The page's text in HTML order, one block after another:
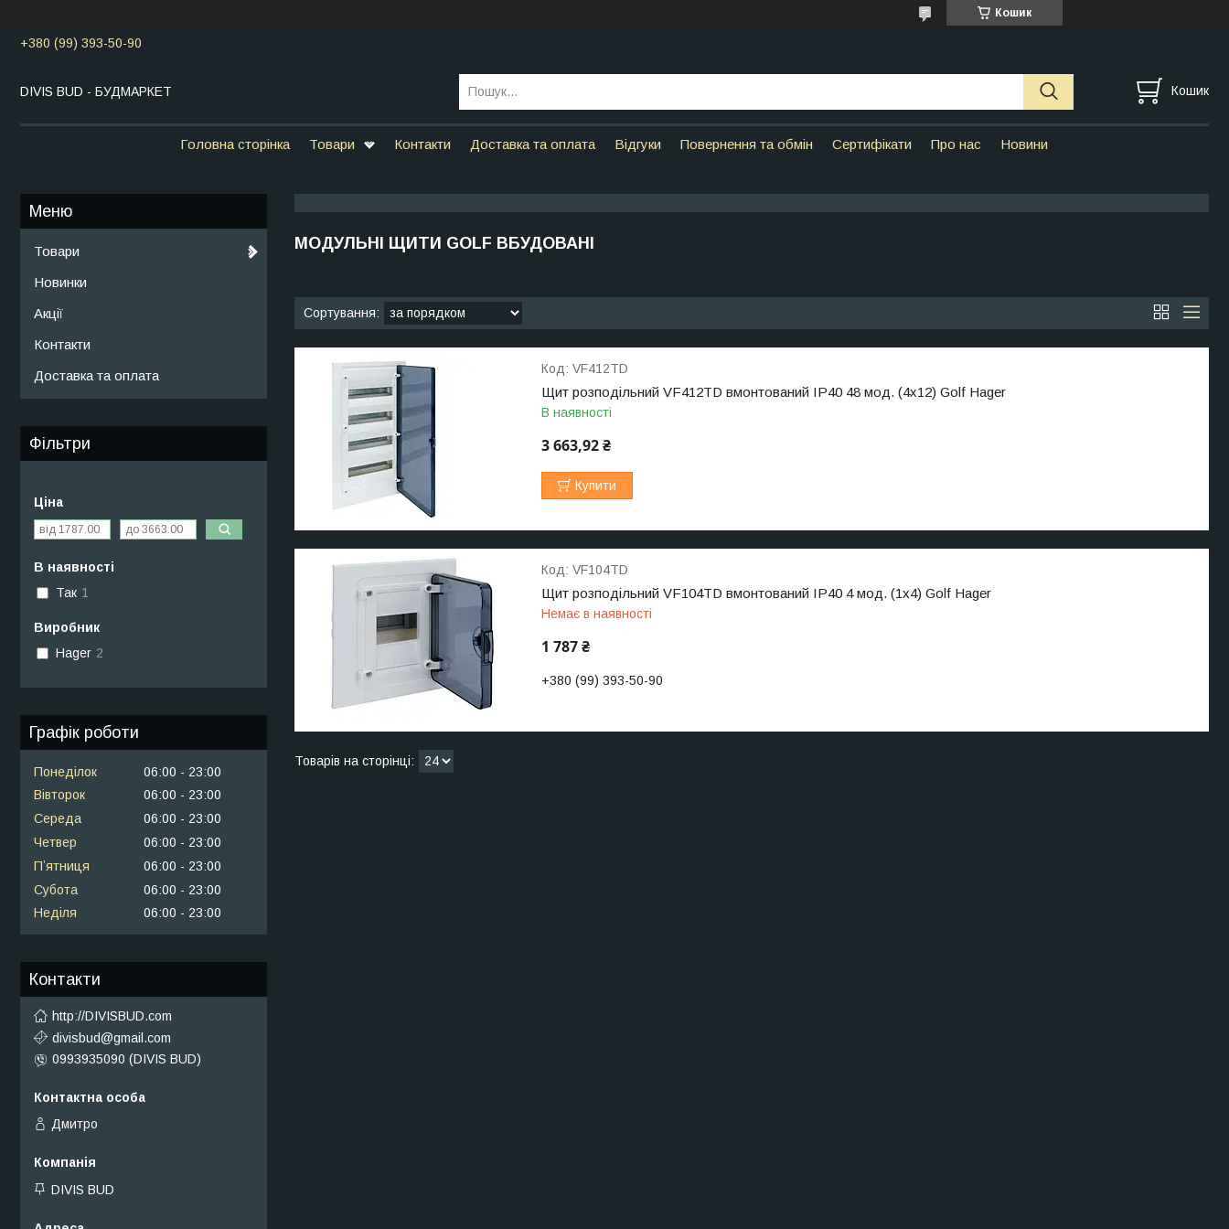
Кошик
+380 (99) 393-50-90
DIVIS BUD - БУДМАРКЕТ Кошик
Головна сторінка Товари Контакти Доставка та оплата Відгуки Повернення та обмін Сертифікати Про нас Новини
МОДУЛЬНІ ЩИТИ GOLF ВБУДОВАНІ
VF412TD
Щит розподільний VF412TD вмонтований IP40 48 мод. (4x12) Golf Hager
В наявності
3 663,92 ₴
Купити
VF104TD
Щит розподільний VF104TD вмонтований IP40 4 мод. (1x4) Golf Hager
Немає в наявності
1 787 ₴
+380 (99) 393-50-90
Товари
Новинки
Акції
Контакти
Доставка та оплата
Фільтри
Ціна
В наявності
Так 1
Виробник
Hager 2
Графік роботи
Понеділок 06:00
23:00
Вівторок
06:00
23:00
Середа
06:00
23:00
Четвер
06:00
23:00
Пʼятниця
06:00
23:00
Субота
06:00
23:00
Неділя
06:00 23:00
Контакти
http://DIVISBUD.com
divisbud@gmail.com
0993935090 (DIVIS BUD)
Дмитро
DIVIS BUD